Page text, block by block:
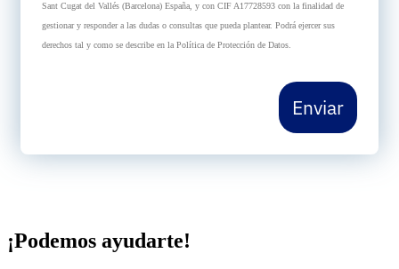
Sant Cugat del Vallés (Barcelona) España, y con CIF A17728593 con la finalidad de
gestionar y responder a las dudas o consultas que pueda plantear. Podrá ejercer sus
derechos tal y como se describe en la Política de Protección de Datos.
Enviar
¡Podemos ayudarte!